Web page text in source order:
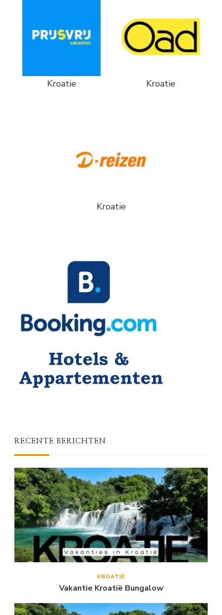
Kroatie Kroatie
Kroatie
RECENTE BERICHTEN
KROATIË
Vakantie Kroatië Bungalow